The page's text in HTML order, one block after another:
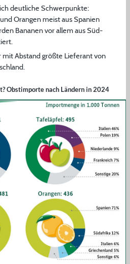
deutliche Schwerpunkte:
Orangen meist aus Spanien
Bananen vor allem aus Süd-
mit Abstand größte Lieferant von
Obstimporte nach Ländern in 2024